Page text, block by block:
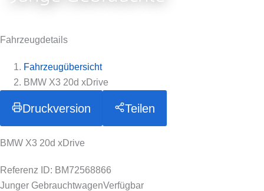
Fahrzeugdetails
Fahrzeugübersicht
BMW X3 20d xDrive
Druckversion Teilen
BMW X3 20d xDrive
Referenz ID: BM72568866
Junger GebrauchtwagenVerfügbar